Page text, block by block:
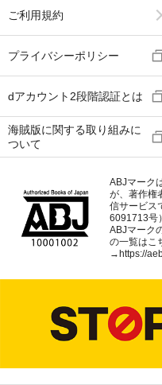
ご利用規約
プライバシーポリシー
dアカウント2段階認証とは
海賊版に関する取り組みに
ついて
ABJマーク
が、著作権
信サービス
6091713号
ABJマーク
の一覧はこ
→https://